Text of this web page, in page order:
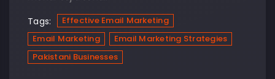
Tags:
Effective Email Marketing
Email Marketing
Email Marketing Strategies
Pakistani Businesses